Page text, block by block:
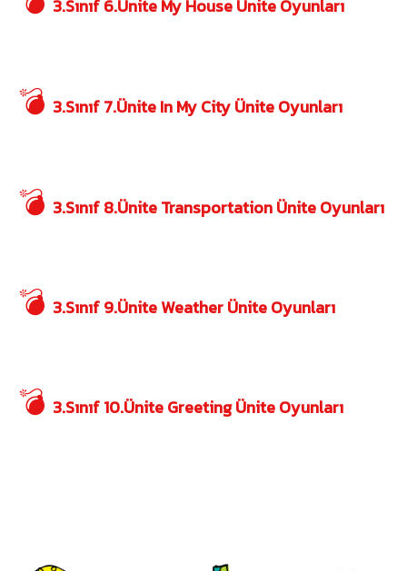
3.Sınıf 6.Ünite My House Ünite Oyunları
💣 3.Sınıf 7.Ünite In My City Ünite Oyunları
💣 3.Sınıf 8.Ünite Transportation Ünite Oyunları
💣 3.Sınıf 9.Ünite Weather Ünite Oyunları
💣 3.Sınıf 10.Ünite Greeting Ünite Oyunları